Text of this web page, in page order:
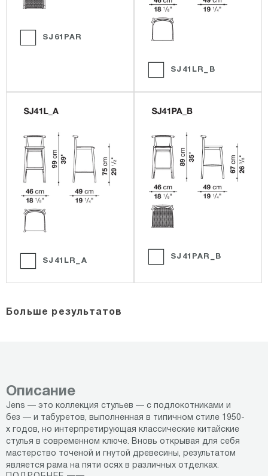
SJ61PAR
SJ41LR_B
SJ41LR_A
SJ41PAR_B
Больше результатов
Описание
Jens — это коллекция стульев — с подлокотниками и
без — и табуретов, выполненная в типичном стиле 1950-
х годов, но интерпретирующая классические китайские
стулья в современном ключе. Вновь открывая для себя
мастерство точеной и гнутой древесины, результатом
является рама на пяти осях в различных отделках.